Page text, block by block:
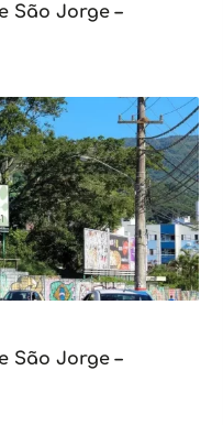
São Jorge –
São Jorge –